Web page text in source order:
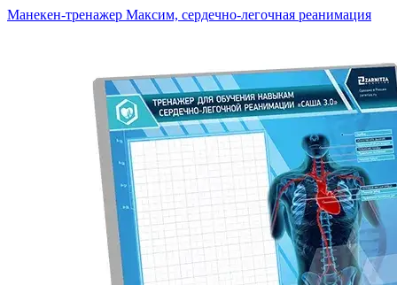
Манекен-тренажер Максим, сердечно-легочная реанимация